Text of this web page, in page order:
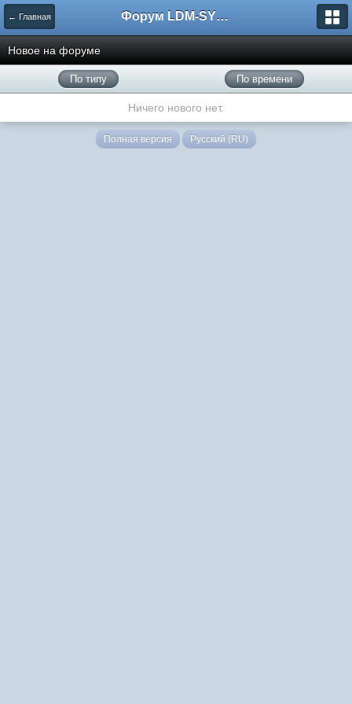
← Главная Форум LDM-SYSTEMS
Новое на форуме
По типу По времени
Ничего нового нет.
Полная версия Русский (RU)